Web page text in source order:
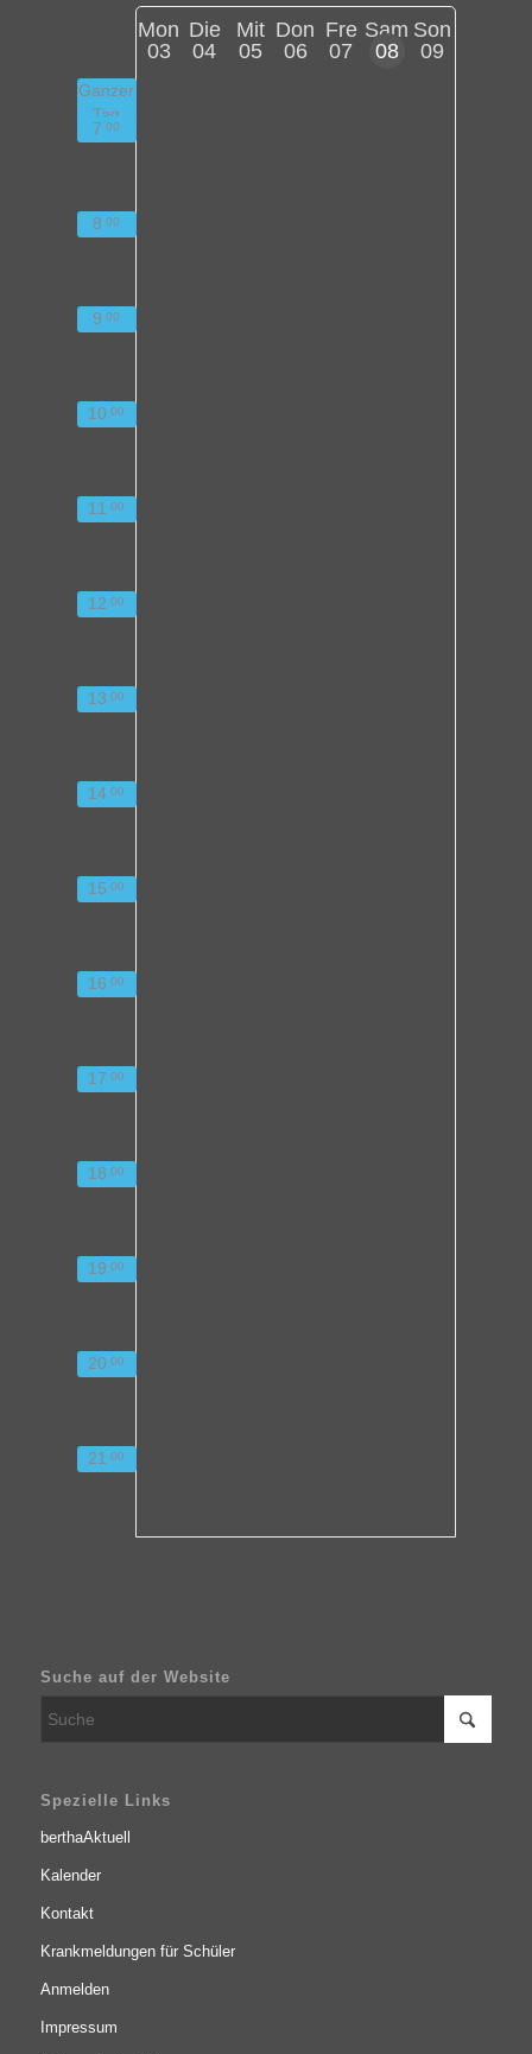
Mon
03
Die
04
Mit
05
Don
06
Fre
07
Sam
08
Son
09
Ganzer
Tag
7 00
8 00
9 00
10 00
11 00
12 00
13 00
14 00
15 00
16 00
17 00
18 00
19 00
20 00
21 00
Suche auf der Website
Spezielle Links
berthaAktuell
Kalender
Kontakt
Krankmeldungen für Schüler
Anmelden
Impressum